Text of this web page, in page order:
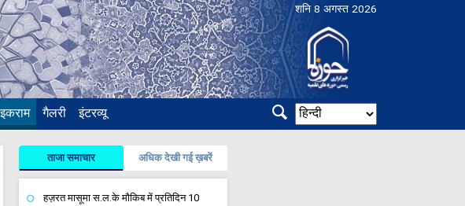
शनि 8 अगस्त 2026
गैलरी इंटरव्यू
ताजा समाचार अधिक देखी गई ख़बरें
हज़रत मासूमा स.ल.के मौकिब में प्रतिदिन 10